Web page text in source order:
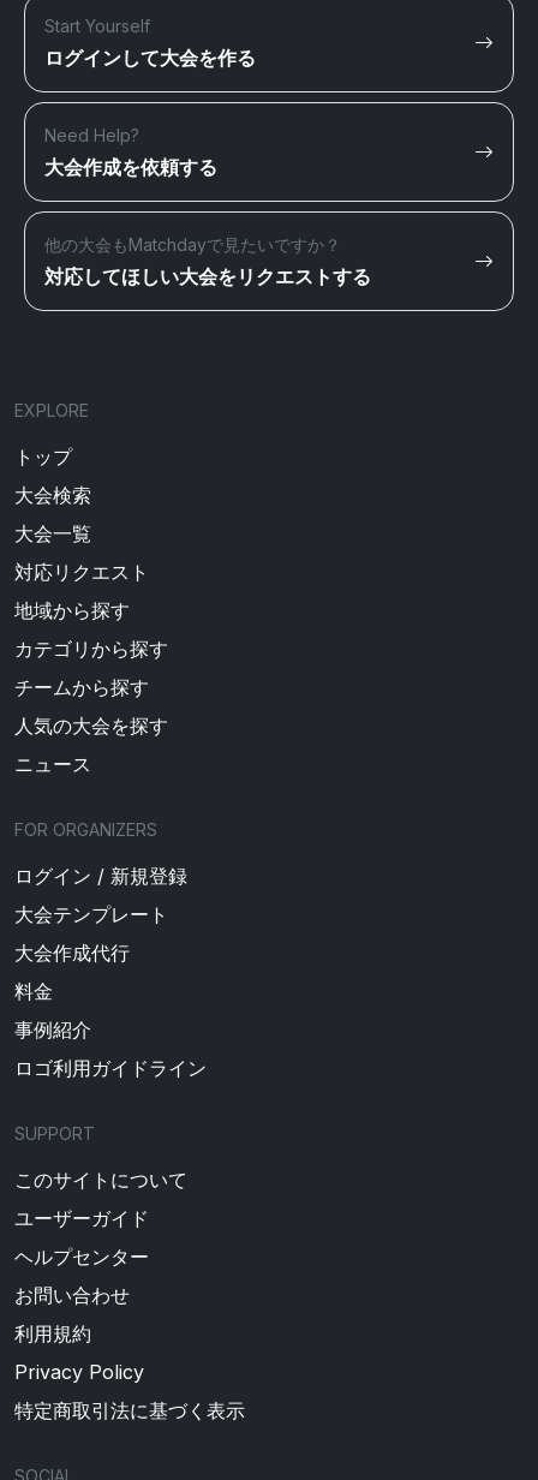
Start Yourself
ログインして大会を作る
Need Help?
大会作成を依頼する
他の大会もMatchdayで見たいですか？
対応してほしい大会をリクエストする
EXPLORE
トップ
大会検索
大会一覧
対応リクエスト
地域から探す
カテゴリから探す
チームから探す
人気の大会を探す
ニュース
FOR ORGANIZERS
ログイン / 新規登録
大会テンプレート
大会作成代行
料金
事例紹介
ロゴ利用ガイドライン
SUPPORT
このサイトについて
ユーザーガイド
ヘルプセンター
お問い合わせ
利用規約
Privacy Policy
特定商取引法に基づく表示
SOCIAL